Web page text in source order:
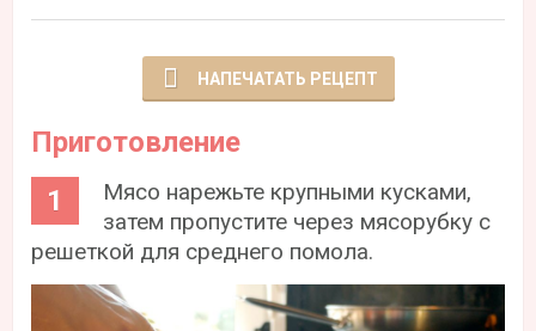
НАПЕЧАТАТЬ РЕЦЕПТ
Приготовление
Мясо нарежьте крупными кусками,
затем пропустите через мясорубку с
решеткой для среднего помола.